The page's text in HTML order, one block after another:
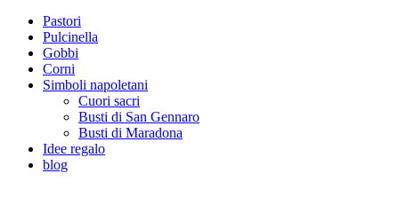
Pastori
Pulcinella
Gobbi
Corni
Simboli napoletani
Cuori sacri
Busti di San Gennaro
Busti di Maradona
Idee regalo
blog